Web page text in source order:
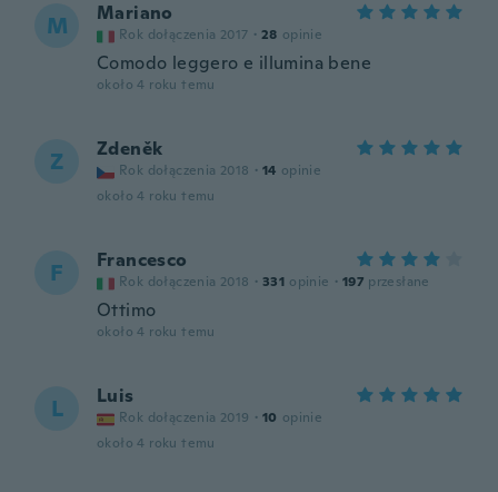
M Mariano
Rok dołączenia 2017 · 28 opinie
Comodo leggero e illumina bene
około 4 roku temu
Z Zdeněk
Rok dołączenia 2018 · 14 opinie
około 4 roku temu
F Francesco
Rok dołączenia 2018 · 331 opinie · 197 przesłane
Ottimo
około 4 roku temu
L Luis
Rok dołączenia 2019 · 10 opinie
około 4 roku temu